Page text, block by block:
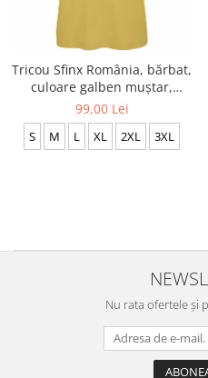
Tricou Sfinx România, bărbat,
culoare galben muștar,
CRP107
99,00 Lei
S M L XL 2XL 3XL
Nu rata ofertele și